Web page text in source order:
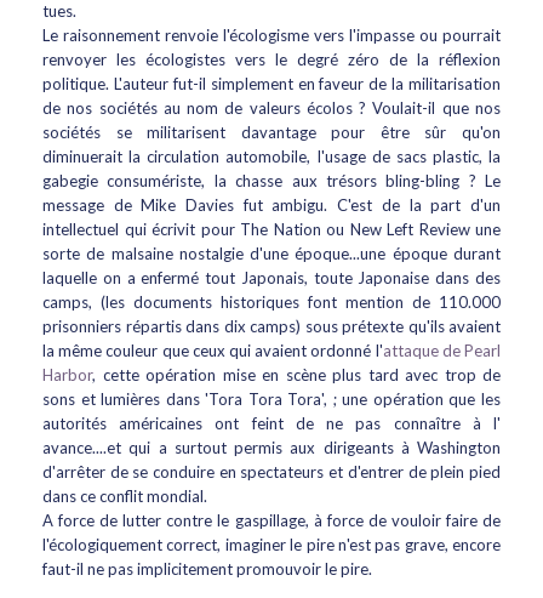
tues.
Le raisonnement renvoie l'écologisme vers l'impasse ou pourrait
renvoyer les écologistes vers le degré zéro de la réflexion
politique. L'auteur fut-il simplement en faveur de la militarisation
de nos sociétés au nom de valeurs écolos ? Voulait-il que nos
sociétés se militarisent davantage pour être sûr qu'on
diminuerait la circulation automobile, l'usage de sacs plastic, la
gabegie consumériste, la chasse aux trésors bling-bling ? Le
message de Mike Davies fut ambigu. C'est de la part d'un
intellectuel qui écrivit pour The Nation ou New Left Review une
sorte de malsaine nostalgie d'une époque...une époque durant
laquelle on a enfermé tout Japonais, toute Japonaise dans des
camps, (les documents historiques font mention de 110.000
prisonniers répartis dans dix camps) sous prétexte qu'ils avaient
la même couleur que ceux qui avaient ordonné l'attaque de Pearl
Harbor, cette opération mise en scène plus tard avec trop de
sons et lumières dans 'Tora Tora Tora', ; une opération que les
autorités américaines ont feint de ne pas connaître à l'
avance....et qui a surtout permis aux dirigeants à Washington
d'arrêter de se conduire en spectateurs et d'entrer de plein pied
dans ce conflit mondial.
A force de lutter contre le gaspillage, à force de vouloir faire de
l'écologiquement correct, imaginer le pire n'est pas grave, encore
faut-il ne pas implicitement promouvoir le pire.